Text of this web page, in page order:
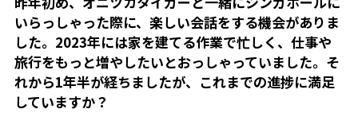
いらっしゃった際に、楽しい会話をする機会がありま
した。2023年には家を建てる作業で忙しく、仕事や
旅行をもっと増やしたいとおっしゃっていました。そ
れから1年半が経ちましたが、これまでの進捗に満足
していますか？